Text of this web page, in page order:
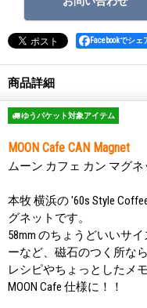
Facebookでシェ
商品詳細
ゆうパケット対象アイテム
MOON Cafe CAN Magnet
ムーン カフェ カン マグネ
本牧 横浜の '60s Style
グネットです。
58mm のちょうどいいサ
ーなど、磁石のつく所な
レシピやちょっとしたメ
MOON Cafe 仕様に！！